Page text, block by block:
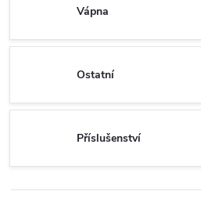
Vápna
Ostatní
Příslušenství